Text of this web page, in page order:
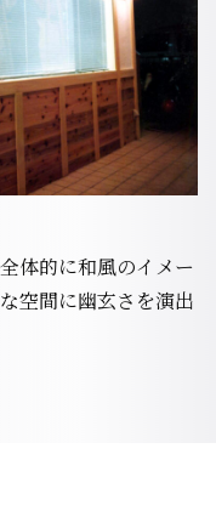
体的に和風のイメー
空間に幽玄さを演出